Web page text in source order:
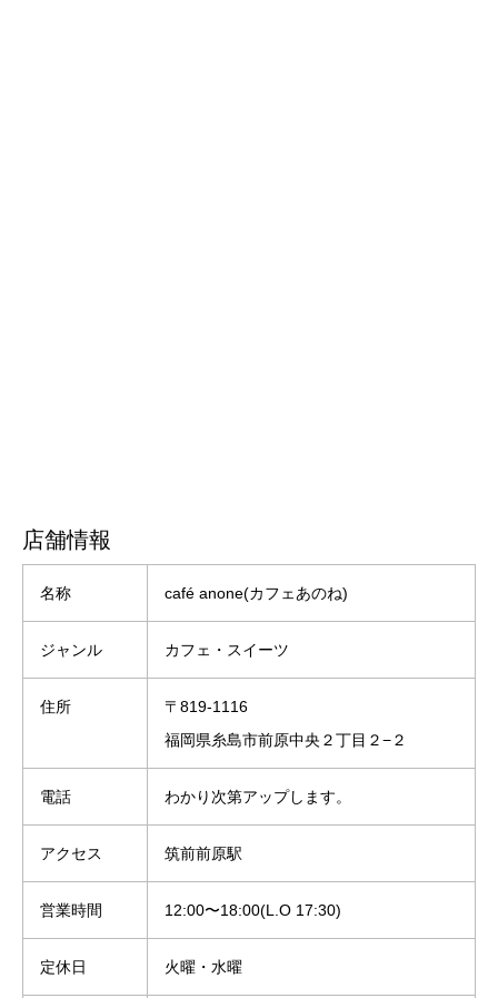
店舗情報
名称 café anone(カフェあのね)
ジャンル カフェ・スイーツ
住所
〒819-1116
福岡県糸島市前原中央２丁目２−２
電話 わかり次第アップします。
アクセス 筑前前原駅
営業時間 12:00〜18:00(L.O 17:30)
定休日 火曜・水曜